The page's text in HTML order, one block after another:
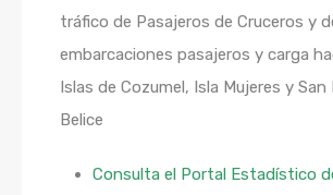
tráfico de Pasajeros de Cruceros y
embarcaciones pasajeros y carga
Islas de Cozumel, Isla Mujeres y San
Belice
Consulta el Portal Estadístico